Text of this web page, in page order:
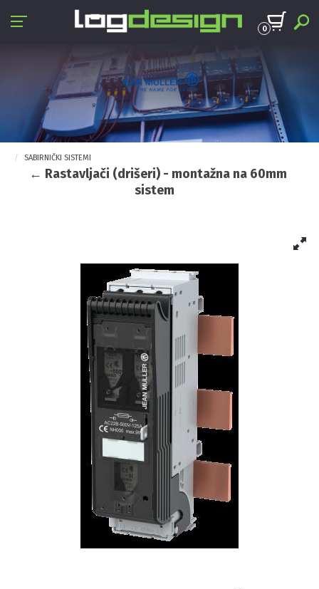
0
SABIRNIČKI SISTEMI
← Rastavljači (drišeri) - montažna na 60mm
sistem